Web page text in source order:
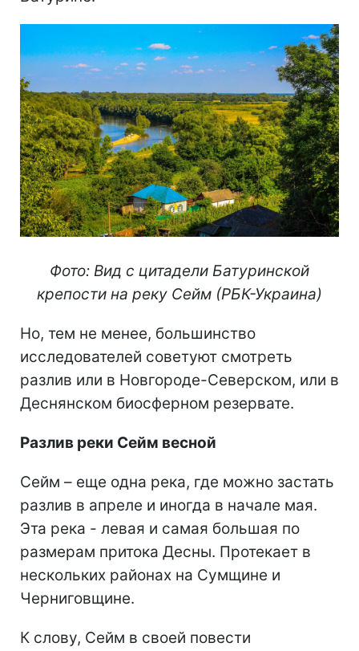
Фото: Вид с цитадели Батуринской
крепости на реку Сейм (РБК-Украина)
Но, тем не менее, большинство
исследователей советуют смотреть
разлив или в Новгороде-Северском, или в
Деснянском биосферном резервате.
Разлив реки Сейм весной
Сейм – еще одна река, где можно застать
разлив в апреле и иногда в начале мая.
Эта река - левая и самая большая по
размерам притока Десны. Протекает в
нескольких районах на Сумщине и
Черниговщине.
К слову, Сейм в своей повести